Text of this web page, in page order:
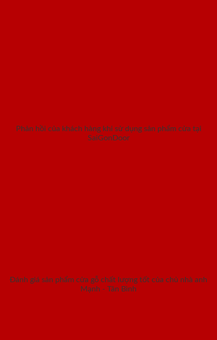
Phản hồi của khách hàng khi sử dụng sản phẩm cửa tại
SaiGonDoor
Đánh giá sản phẩm cửa gỗ chất lượng tốt của chủ nhà anh
Mạnh - Tân Bình